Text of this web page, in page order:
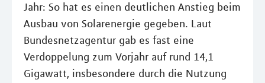
Jahr: So hat es einen deutlichen Anstieg beim
Ausbau von Solarenergie gegeben. Laut
Bundesnetzagentur gab es fast eine
Verdoppelung zum Vorjahr auf rund 14,1
Gigawatt, insbesondere durch die Nutzung